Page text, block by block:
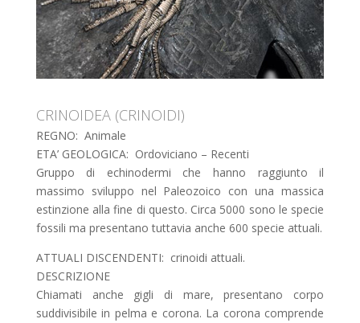
CRINOIDEA (CRINOIDI)
REGNO: Animale
ETA’ GEOLOGICA: Ordoviciano – Recenti
Gruppo di echinodermi che hanno raggiunto il
massimo sviluppo nel Paleozoico con una massica
estinzione alla fine di questo. Circa 5000 sono le specie
fossili ma presentano tuttavia anche 600 specie attuali.
ATTUALI DISCENDENTI: crinoidi attuali.
DESCRIZIONE
Chiamati anche gigli di mare, presentano corpo
suddivisibile in pelma e corona. La corona comprende